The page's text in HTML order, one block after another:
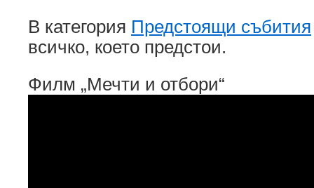
В категория Предстоящи събития
всичко, което предстои.
Филм „Мечти и отбори“